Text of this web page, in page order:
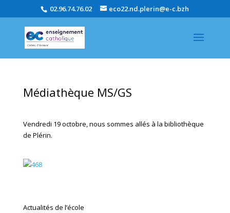
02.96.74.76.02 eco22.nd.plerin@e-c.bzh
Médiathèque MS/GS
Vendredi 19 octobre, nous sommes allés à la bibliothèque
de Plérin.
Actualités de l’école